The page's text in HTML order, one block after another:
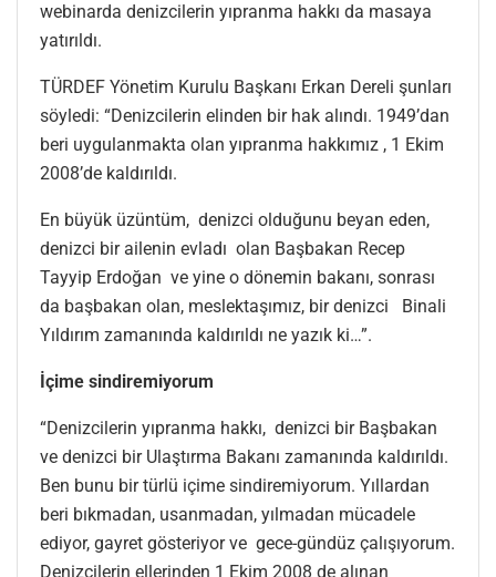
webinarda denizcilerin yıpranma hakkı da masaya
yatırıldı.
TÜRDEF Yönetim Kurulu Başkanı Erkan Dereli şunları
söyledi: “Denizcilerin elinden bir hak alındı. 1949’dan
beri uygulanmakta olan yıpranma hakkımız , 1 Ekim
2008’de kaldırıldı.
En büyük üzüntüm, denizci olduğunu beyan eden,
denizci bir ailenin evladı olan Başbakan Recep
Tayyip Erdoğan ve yine o dönemin bakanı, sonrası
da başbakan olan, meslektaşımız, bir denizci Binali
Yıldırım zamanında kaldırıldı ne yazık ki…”.
İçime sindiremiyorum
“Denizcilerin yıpranma hakkı, denizci bir Başbakan
ve denizci bir Ulaştırma Bakanı zamanında kaldırıldı.
Ben bunu bir türlü içime sindiremiyorum. Yıllardan
beri bıkmadan, usanmadan, yılmadan mücadele
ediyor, gayret gösteriyor ve gece-gündüz çalışıyorum.
Denizcilerin ellerinden 1 Ekim 2008 de alınan